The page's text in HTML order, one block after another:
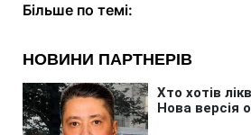
Більше по темі: